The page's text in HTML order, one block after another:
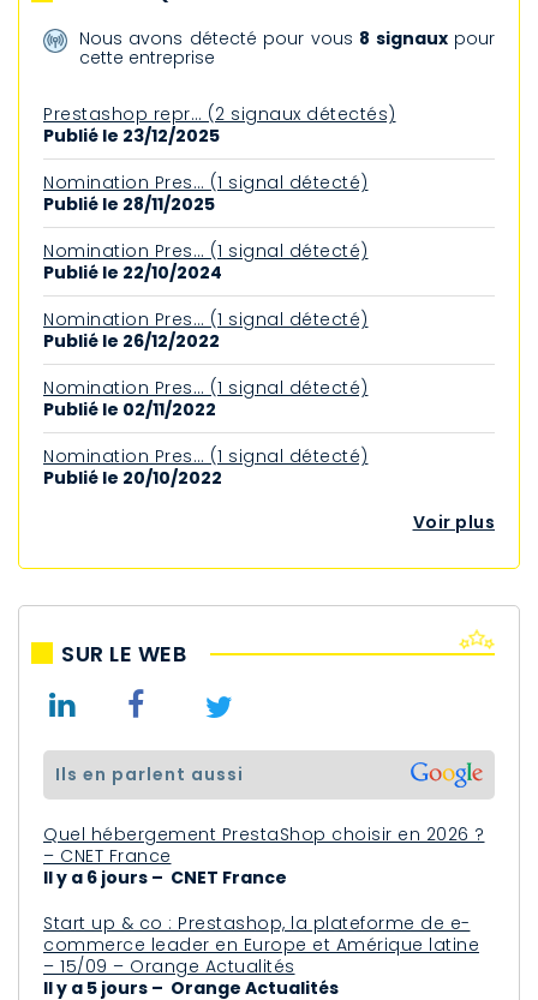
Nous avons détecté pour vous 8 signauxpour
cette entreprise
Prestashop repr… (2 signaux détectés)
Publié le 23/12/2025
Nomination Pres… (1 signal détecté)
Publié le 28/11/2025
Nomination Pres… (1 signal détecté)
Publié le 22/10/2024
Nomination Pres… (1 signal détecté)
Publié le 26/12/2022
Nomination Pres… (1 signal détecté)
Publié le 02/11/2022
Nomination Pres… (1 signal détecté)
Publié le 20/10/2022
Voir plus
SUR LE WEB
ils en parlent aussi
Quel hébergement PrestaShop choisir en 2026 ?
– CNET France
Il y a 6 jours – CNET France
Start up & co : Prestashop, la plateforme de e-
commerce leader en Europe et Amérique latine
– 15/09 – Orange Actualités
Il y a 5 jours – Orange Actualités